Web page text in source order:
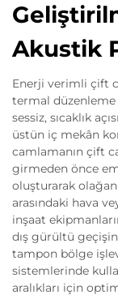
Akustik
Enerji verimli çift
termal düzenleme
sessiz, sıcaklık
üstün iç mekân
camlamanın çift
girmeden önce
oluşturarak
arasındaki hava
inşaat
dış gürültü
tampon bölge
sistemlerinde
aralıkları için